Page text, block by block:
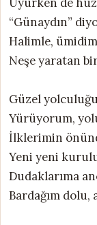
“Günaydın”
Halimle,
Neşe yaratan
Güzel
Yürüyorum,
İlklerimin
Yeni yeni
Dudaklarıma
Bardağım dolu,